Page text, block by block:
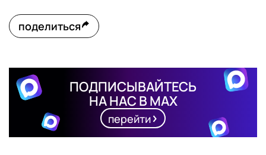
поделиться
ПОДПИСЫВАЙТЕСЬ
НА НАС В MAX
перейти